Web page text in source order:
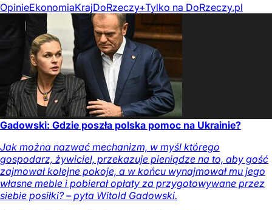
OpinieEkonomiaKrajDoRzeczy+Tylko na DoRzeczy.pl
Gadowski: Gdzie poszła polska pomoc na Ukrainie?
Jak można nazwać mechanizm, w myśl którego
gospodarz, żywiciel, przekazuje pieniądze na to, aby gość
zajmował kolejne pokoje, a w końcu wynajmował mu jego
własne meble i pobierał opłaty za przygotowywane przez
siebie posiłki? – pyta Witold Gadowski.